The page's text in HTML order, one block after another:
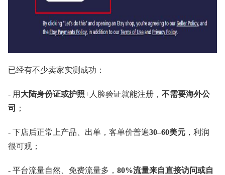
已经有不少卖家实测成功：
- 用 大陆身份证或护照+人脸验证就能注册， 不需要海外公
司
；
- 下店后正常上产品、出单，客单价普遍30–60美元 ，利润
很可观；
- 平台流量自然、免费流量多， 80%流量来自直接访问或自